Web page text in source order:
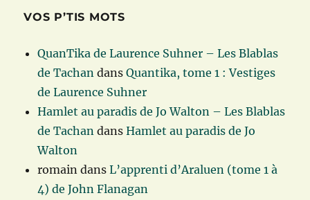
VOS P’TIS MOTS
QuanTika de Laurence Suhner – Les Blablas
de Tachan dansQuantika, tome 1 : Vestiges
de Laurence Suhner
Hamlet au paradis de Jo Walton – Les Blablas
de Tachan dansHamlet au paradis de Jo
Walton
romain dansL’apprenti d’Araluen (tome 1 à
4) de John Flanagan